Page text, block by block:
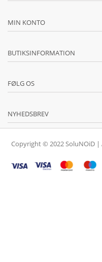
MIN KONTO
BUTIKSINFORMATION
FØLG OS
NYHEDSBREV
Copyright © 2022 SoluNOiD |